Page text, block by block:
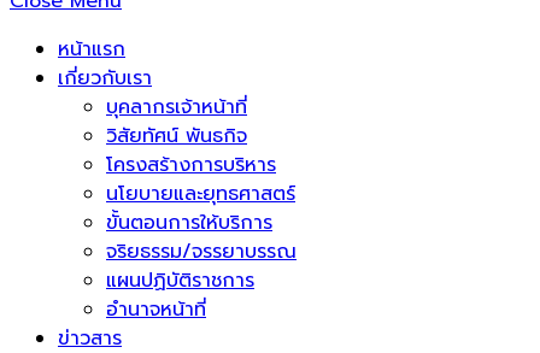
หน้าแรก
เกี่ยวกับเรา
บุคลากรเจ้าหน้าที่
วิสัยทัศน์ พันธกิจ
โครงสร้างการบริหาร
นโยบายและยุทธศาสตร์
ขั้นตอนการให้บริการ
จริยธรรม/จรรยาบรรณ
แผนปฏิบัติราชการ
อำนาจหน้าที่
ข่าวสาร